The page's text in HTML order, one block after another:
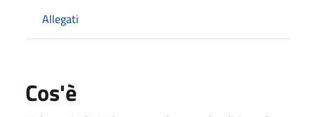
Allegati
Cos'è